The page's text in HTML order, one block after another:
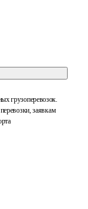
грузоперевозок.
заявкам